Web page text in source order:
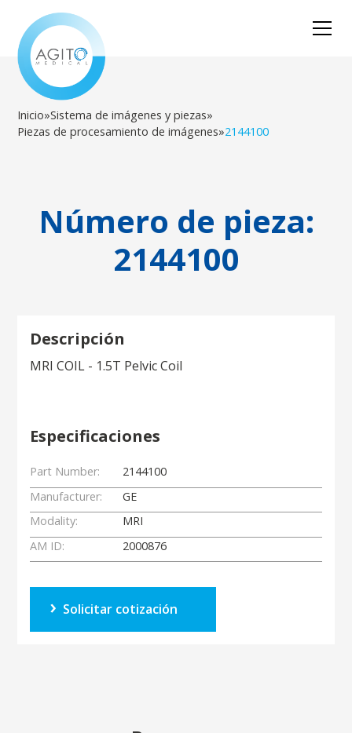
Inicio»Sistema de imágenes y piezas»
Piezas de procesamiento de imágenes»2144100
Número de pieza:
2144100
Descripción
MRI COIL - 1.5T Pelvic Coil
Especificaciones
Part Number:
2144100
Manufacturer:
GE
Modality:
MRI
AM ID:
2000876
Solicitar cotización